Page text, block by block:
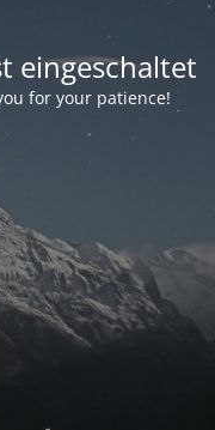
eingeschaltet
for your patience!